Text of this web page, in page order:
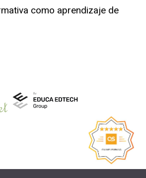
como aprendizaje de